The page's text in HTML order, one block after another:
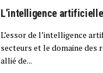
L’intelligence
L’essor de l’intelligence
secteurs et le domaine des
allié de...